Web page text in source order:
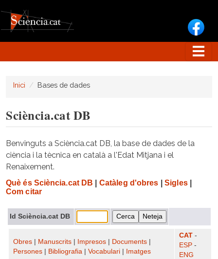
Inici Bases de dades
Sciència.cat DB
Benvinguts a Sciència.cat DB, la base de dades de la
ciència i la tècnica en català a l'Edat Mitjana i el
Renaixement.
Què és Sciència.cat DB Catàleg d'obres Sigles|
Com citar
Id Sciència.cat DB
Obres Manuscrits Impresos Documents
Persones
Bibliografia Vocabulari Imatges
CAT -
ESP -
ENG